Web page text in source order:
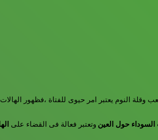
وقلة النوم يعتبر امر حيوى للفتاة ،فظهور
حول العين وتعتبر فعالة فى القضاء على